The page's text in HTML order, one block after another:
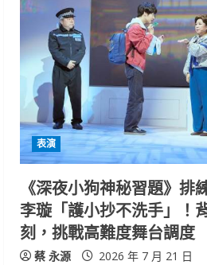
表演
《深夜小狗神秘習題》排
李璇「護小抄不洗手」！
刻，挑戰高難度舞台調度
蔡 永源 2026 年 7 月 21 日